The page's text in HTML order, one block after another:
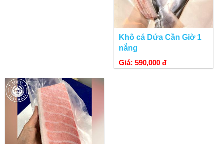
Cá tầm tươi sống
Khô cá Dứa Cần Giờ 1
nắng
Giá: 590,000 đ